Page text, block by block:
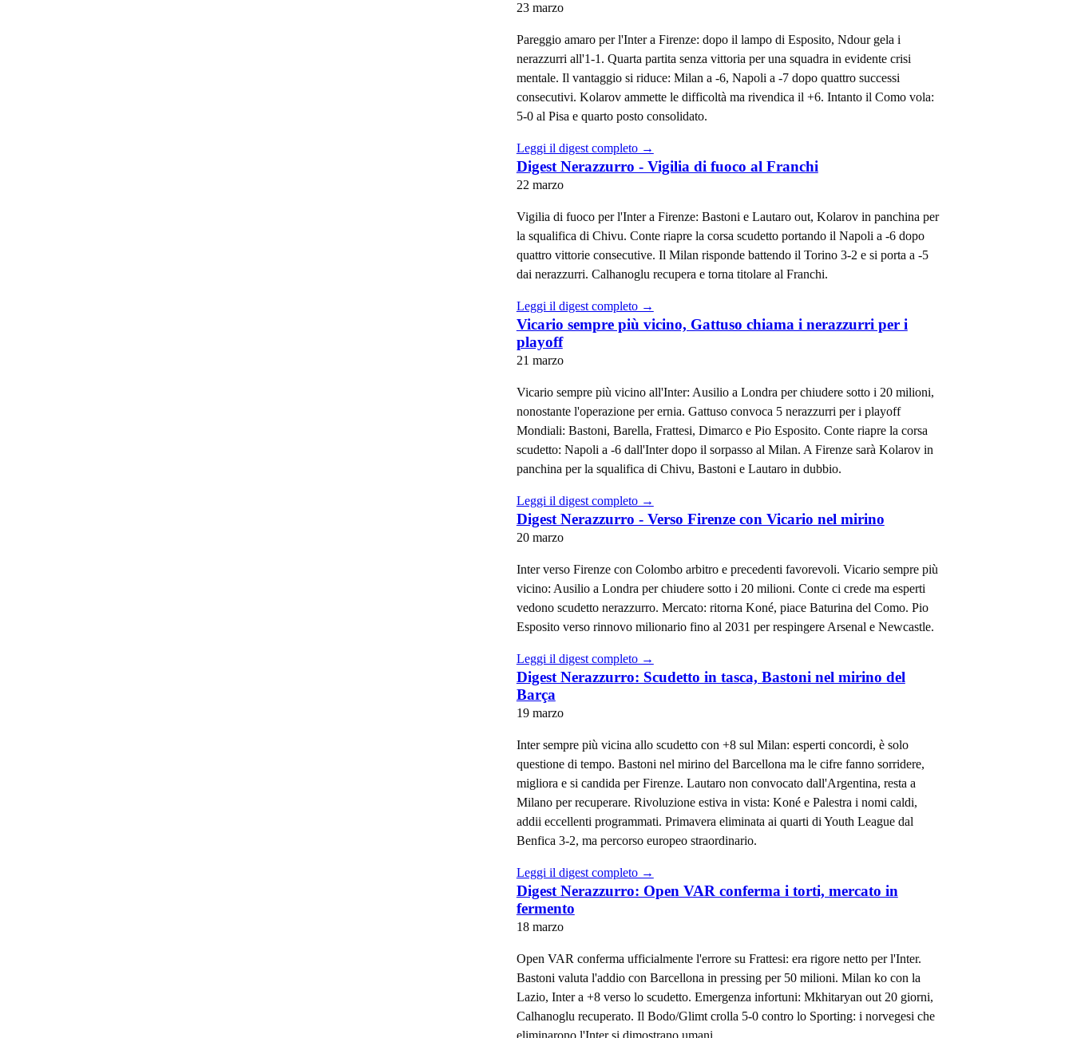
23 marzo
Pareggio amaro per l'Inter a Firenze: dopo il lampo di Esposito, Ndour gela i
nerazzurri all'1-1. Quarta partita senza vittoria per una squadra in evidente crisi
mentale. Il vantaggio si riduce: Milan a -6, Napoli a -7 dopo quattro successi
consecutivi. Kolarov ammette le difficoltà ma rivendica il +6. Intanto il Como vola:
5-0 al Pisa e quarto posto consolidato.
Leggi il digest completo →
Digest Nerazzurro - Vigilia di fuoco al Franchi
22 marzo
Vigilia di fuoco per l'Inter a Firenze: Bastoni e Lautaro out, Kolarov in panchina per
la squalifica di Chivu. Conte riapre la corsa scudetto portando il Napoli a -6 dopo
quattro vittorie consecutive. Il Milan risponde battendo il Torino 3-2 e si porta a -5
dai nerazzurri. Calhanoglu recupera e torna titolare al Franchi.
Leggi il digest completo →
Vicario sempre più vicino, Gattuso chiama i nerazzurri per i
playoff
21 marzo
Vicario sempre più vicino all'Inter: Ausilio a Londra per chiudere sotto i 20 milioni,
nonostante l'operazione per ernia. Gattuso convoca 5 nerazzurri per i playoff
Mondiali: Bastoni, Barella, Frattesi, Dimarco e Pio Esposito. Conte riapre la corsa
scudetto: Napoli a -6 dall'Inter dopo il sorpasso al Milan. A Firenze sarà Kolarov in
panchina per la squalifica di Chivu, Bastoni e Lautaro in dubbio.
Leggi il digest completo →
Digest Nerazzurro - Verso Firenze con Vicario nel mirino
20 marzo
Inter verso Firenze con Colombo arbitro e precedenti favorevoli. Vicario sempre più
vicino: Ausilio a Londra per chiudere sotto i 20 milioni. Conte ci crede ma esperti
vedono scudetto nerazzurro. Mercato: ritorna Koné, piace Baturina del Como. Pio
Esposito verso rinnovo milionario fino al 2031 per respingere Arsenal e Newcastle.
Leggi il digest completo →
Digest Nerazzurro: Scudetto in tasca, Bastoni nel mirino del
Barça
19 marzo
Inter sempre più vicina allo scudetto con +8 sul Milan: esperti concordi, è solo
questione di tempo. Bastoni nel mirino del Barcellona ma le cifre fanno sorridere,
migliora e si candida per Firenze. Lautaro non convocato dall'Argentina, resta a
Milano per recuperare. Rivoluzione estiva in vista: Koné e Palestra i nomi caldi,
addii eccellenti programmati. Primavera eliminata ai quarti di Youth League dal
Benfica 3-2, ma percorso europeo straordinario.
Leggi il digest completo →
Digest Nerazzurro: Open VAR conferma i torti, mercato in
fermento
18 marzo
Open VAR conferma ufficialmente l'errore su Frattesi: era rigore netto per l'Inter.
Bastoni valuta l'addio con Barcellona in pressing per 50 milioni. Milan ko con la
Lazio, Inter a +8 verso lo scudetto. Emergenza infortuni: Mkhitaryan out 20 giorni,
Calhanoglu recuperato. Il Bodo/Glimt crolla 5-0 contro lo Sporting: i norvegesi che
eliminarono l'Inter si dimostrano umani.